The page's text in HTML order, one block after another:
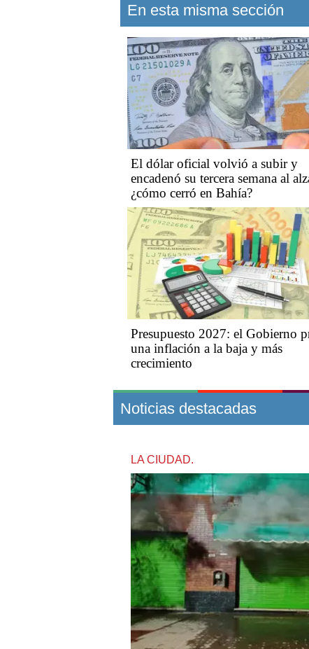
En esta misma sección
El dólar oficial volvió a subir y
encadenó su tercera semana al
¿cómo cerró en Bahía?
Presupuesto 2027: el Gobierno
una inflación a la baja y más
crecimiento
Noticias destacadas
LA CIUDAD.